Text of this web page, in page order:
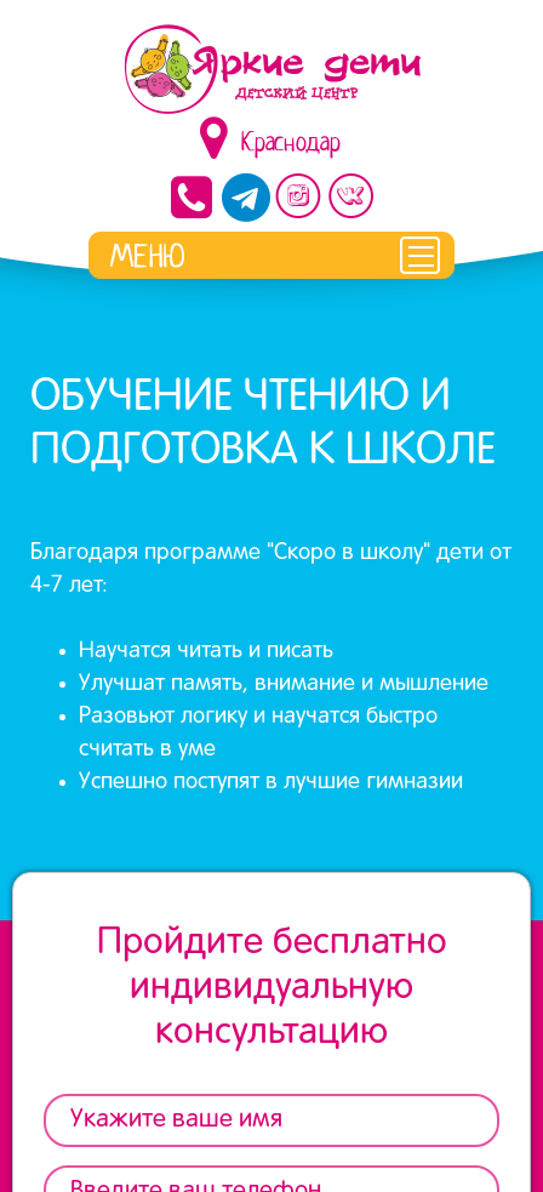
Краснодар
ОБУЧЕНИЕ ЧТЕНИЮ И
ПОДГОТОВКА К ШКОЛЕ
Благодаря программе "Скоро в школу" дети от
4-7 лет:
Научатся читать и писать
Улучшат память, внимание и мышление
Разовьют логику и научатся быстро
считать в уме
Успешно поступят в лучшие гимназии
Пройдите бесплатно
индивидуальную
консультацию